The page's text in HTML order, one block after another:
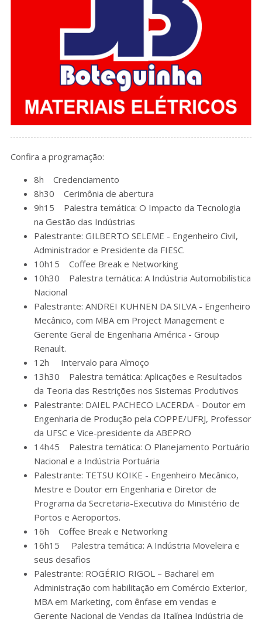
Confira a programação:
8h Credenciamento
8h30 Cerimônia de abertura
9h15 Palestra temática: O Impacto da Tecnologia
na Gestão das Indústrias
Palestrante: GILBERTO SELEME - Engenheiro Civil,
Administrador e Presidente da FIESC.
10h15 Coffee Break e Networking
10h30 Palestra temática: A Indústria Automobilística
Nacional
Palestrante: ANDREI KUHNEN DA SILVA - Engenheiro
Mecânico, com MBA em Project Management e
Gerente Geral de Engenharia América - Group
Renault.
12h Intervalo para Almoço
13h30 Palestra temática: Aplicações e Resultados
da Teoria das Restrições nos Sistemas Produtivos
Palestrante: DAIEL PACHECO LACERDA - Doutor em
Engenharia de Produção pela COPPE/UFRJ, Professor
da UFSC e Vice-presidente da ABEPRO
14h45 Palestra temática: O Planejamento Portuário
Nacional e a Indústria Portuária
Palestrante: TETSU KOIKE - Engenheiro Mecânico,
Mestre e Doutor em Engenharia e Diretor de
Programa da Secretaria-Executiva do Ministério de
Portos e Aeroportos.
16h Coffee Break e Networking
16h15 Palestra temática: A Indústria Moveleira e
seus desafios
Palestrante: ROGÉRIO RIGOL – Bacharel em
Administração com habilitação em Comércio Exterior,
MBA em Marketing, com ênfase em vendas e
Gerente Nacional de Vendas da Italínea Indústria de